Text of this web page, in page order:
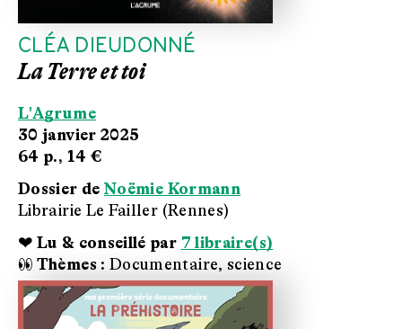
CLÉA DIEUDONNÉ
La Terre et toi
L'Agrume
30 janvier 2025
64 p., 14 €
Dossier de Noëmie Kormann
Librairie Le Failler (Rennes)
❤ Lu & conseillé par 7 libraire(s)
👀 Thèmes : Documentaire, science